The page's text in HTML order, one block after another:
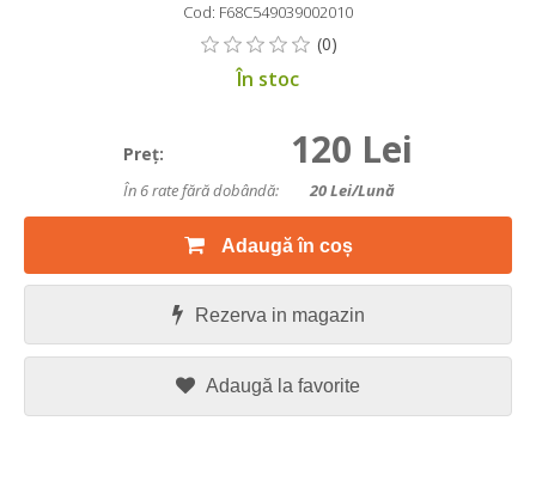
Cod: F68C549039002010
În stoc
Preţ: 120 Lei
În 6 rate fără dobândă: 20Lei/lună
Adaugă în coș
Rezerva in magazin
Adaugă la favorite